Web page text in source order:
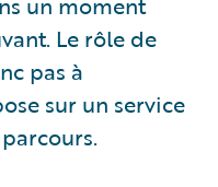
Le rôle de
pas à
sur un service